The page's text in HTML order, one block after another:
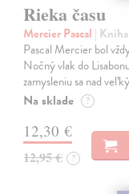
Rieka času
Mercier Pascal | Kniha
Pascal Mercier bol
Nočný vlak do
zamysleniu sa nad
Na sklade ?
12,30 €
12,95 € ?